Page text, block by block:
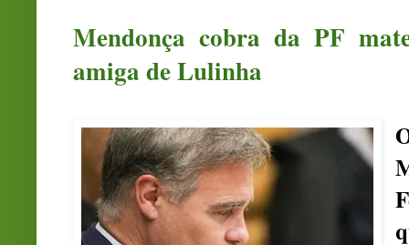
Mendonça cobra da PF
amiga de Lulinha